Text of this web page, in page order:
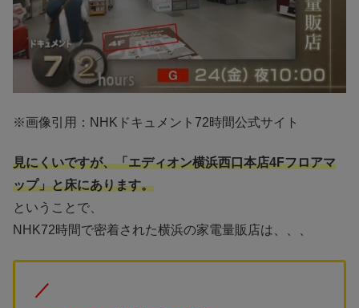
※画像引用：NHKドキュメント72時間公式サイト
見にくいですが、「エディオン横浜西口本店4Fフロアマ
ップ」と床にあります。
ということで、
NHK72時間で密着された横浜の家電量販店は、、、
／